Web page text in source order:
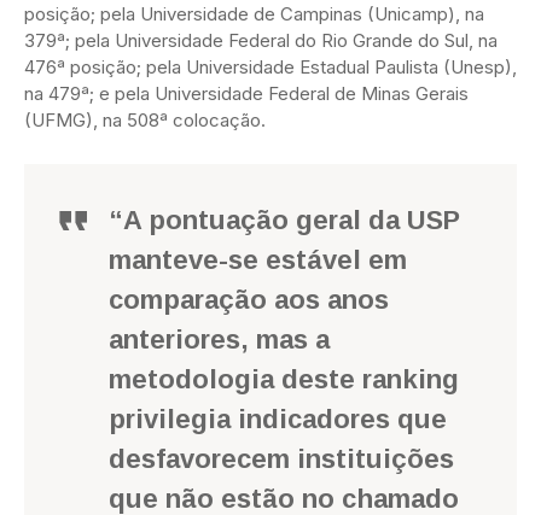
posição; pela Universidade de Campinas (Unicamp), na
379ª; pela Universidade Federal do Rio Grande do Sul, na
476ª posição; pela Universidade Estadual Paulista (Unesp),
na 479ª; e pela Universidade Federal de Minas Gerais
(UFMG), na 508ª colocação.
“A pontuação geral da USP
manteve-se estável em
comparação aos anos
anteriores, mas a
metodologia deste ranking
privilegia indicadores que
desfavorecem instituições
que não estão no chamado